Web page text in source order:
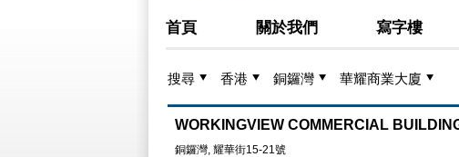
首頁 關於我們 寫字樓
搜尋 香港 銅鑼灣 華耀商業大廈
WORKINGVIEW COMMERCIAL
銅鑼灣, 耀華街15-21號